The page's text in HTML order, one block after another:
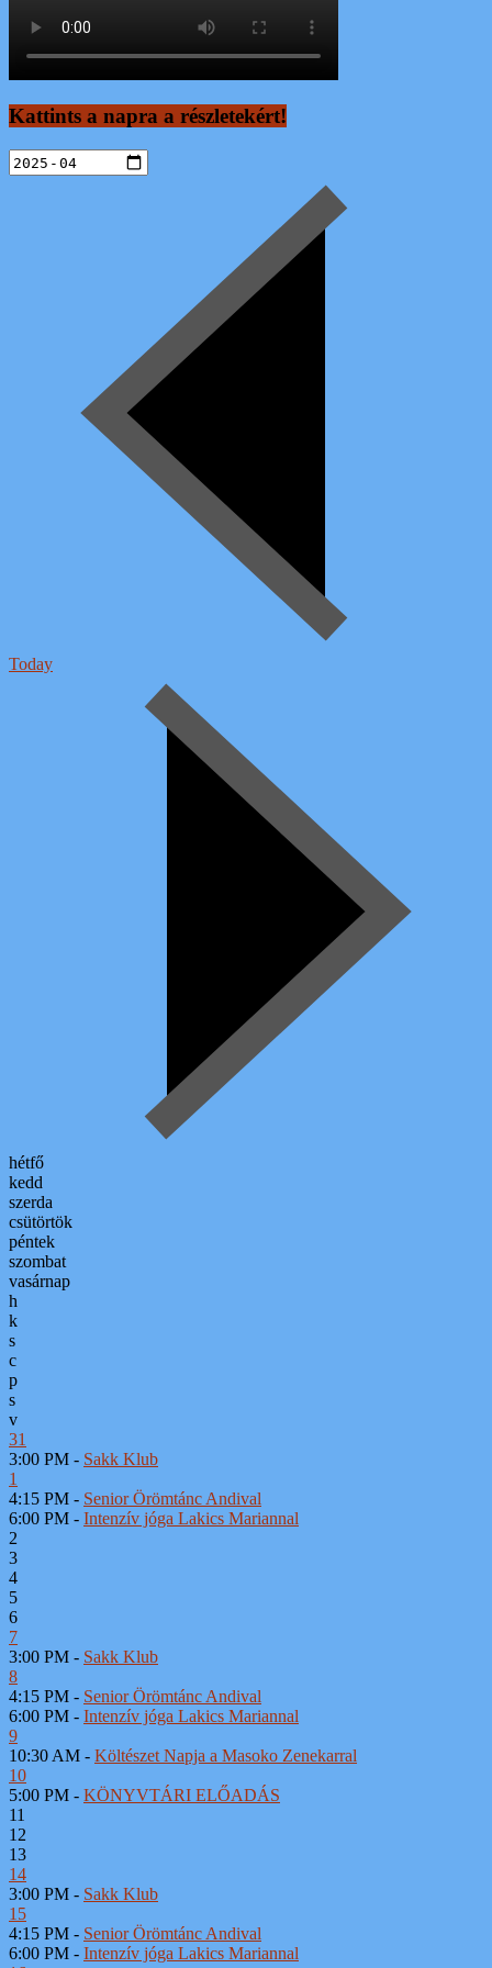
Kattints a napra a részletekért!
Today
hétfő
kedd
szerda
csütörtök
péntek
szombat
vasárnap
h
k
s
c
p
s
v
31
3:00 PM - Sakk Klub
1
4:15 PM - Senior Örömtánc Andival
6:00 PM - Intenzív jóga Lakics Mariannal
2
3
4
5
6
7
3:00 PM - Sakk Klub
8
4:15 PM - Senior Örömtánc Andival
6:00 PM - Intenzív jóga Lakics Mariannal
9
10:30 AM - Költészet Napja a Masoko Zenekarral
10
5:00 PM - KÖNYVTÁRI ELŐADÁS
11
12
13
14
3:00 PM - Sakk Klub
15
4:15 PM - Senior Örömtánc Andival
6:00 PM - Intenzív jóga Lakics Mariannal